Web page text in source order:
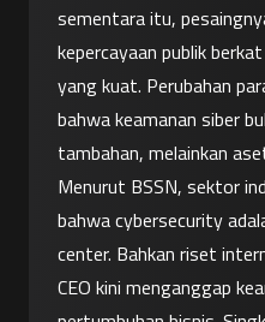
sementara itu,
kepercayaan publik
yang kuat. Perubahan
bahwa keamanan siber
tambahan, melainkan
Menurut BSSN, sektor
bahwa cybersecurity
center. Bahkan riset
CEO kini menganggap